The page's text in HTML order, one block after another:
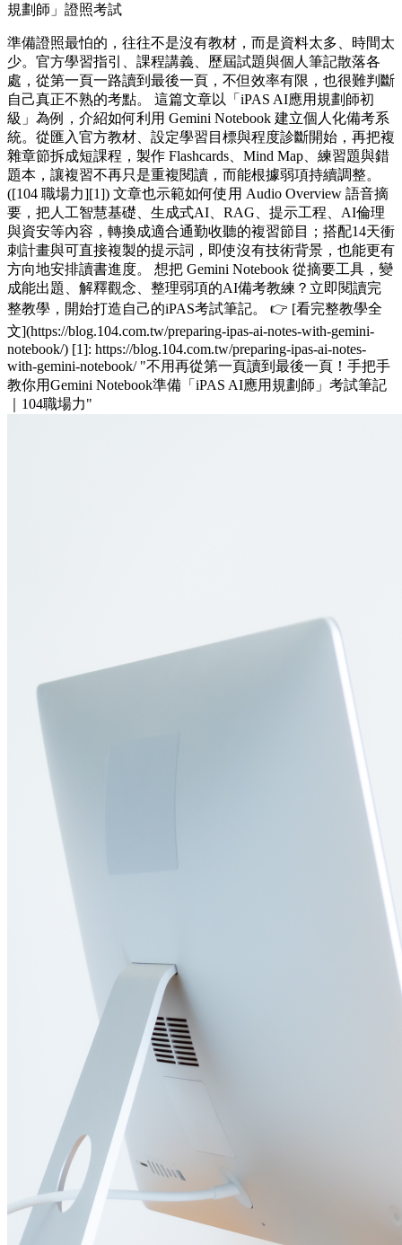
規劃師」證照考試
準備證照最怕的，往往不是沒有教材，而是資料太多、時間太
少。官方學習指引、課程講義、歷屆試題與個人筆記散落各
處，從第一頁一路讀到最後一頁，不但效率有限，也很難判斷
自己真正不熟的考點。 這篇文章以「iPAS AI應用規劃師初
級」為例，介紹如何利用 Gemini Notebook 建立個人化備考系
統。從匯入官方教材、設定學習目標與程度診斷開始，再把複
雜章節拆成短課程，製作 Flashcards、Mind Map、練習題與錯
題本，讓複習不再只是重複閱讀，而能根據弱項持續調整。
([104 職場力][1]) 文章也示範如何使用 Audio Overview 語音摘
要，把人工智慧基礎、生成式AI、RAG、提示工程、AI倫理
與資安等內容，轉換成適合通勤收聽的複習節目；搭配14天衝
刺計畫與可直接複製的提示詞，即使沒有技術背景，也能更有
方向地安排讀書進度。 想把 Gemini Notebook 從摘要工具，變
成能出題、解釋觀念、整理弱項的AI備考教練？立即閱讀完
整教學，開始打造自己的iPAS考試筆記。 👉 [看完整教學全
文](https://blog.104.com.tw/preparing-ipas-ai-notes-with-gemini-
notebook/) [1]: https://blog.104.com.tw/preparing-ipas-ai-notes-
with-gemini-notebook/ "不用再從第一頁讀到最後一頁！手把手
教你用Gemini Notebook準備「iPAS AI應用規劃師」考試筆記
｜104職場力"